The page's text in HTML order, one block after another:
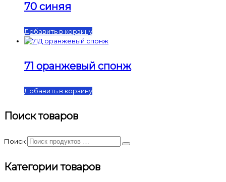
70 синяя
Добавить в корзину
71 оранжевый спонж
Добавить в корзину
Поиск товаров
Поиск
Категории товаров